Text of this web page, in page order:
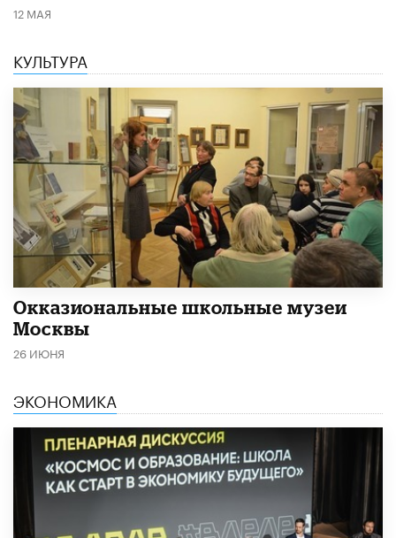
12 МАЯ
КУЛЬТУРА
​Окказиональные школьные музеи
Москвы
26 ИЮНЯ
ЭКОНОМИКА